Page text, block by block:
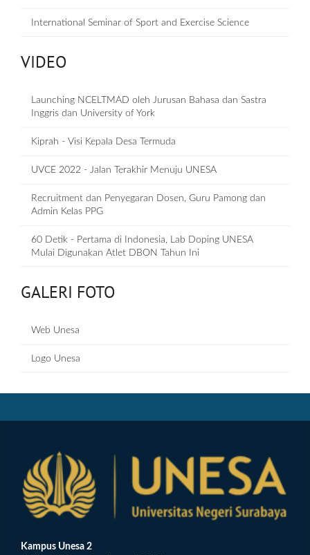
International Seminar of Sport and Exercise Science
VIDEO
Launching NCELTMAD oleh Jurusan Bahasa dan Sastra
Inggris dan University of York
Kiprah - Visi Kepala Desa Termuda
UVCE 2022 - Jalan Terakhir Menuju UNESA
Recruitment dan Penyegaran Dosen, Guru Pamong dan
Admin Kelas PPG
60 Detik - Pertama di Indonesia, Lab Doping UNESA
Mulai Digunakan Atlet DBON Tahun Ini
GALERI FOTO
Web Unesa
Logo Unesa
Kampus Unesa 2